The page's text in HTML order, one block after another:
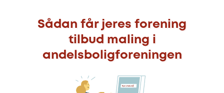
Sådan får jeres forening
tilbud maling i
andelsboligforeningen